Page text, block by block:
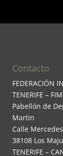
Contacto
FEDERACIÓN
TENERIFE –
Pabellón de
Martin
Calle
38108 Los
TENERIFE –